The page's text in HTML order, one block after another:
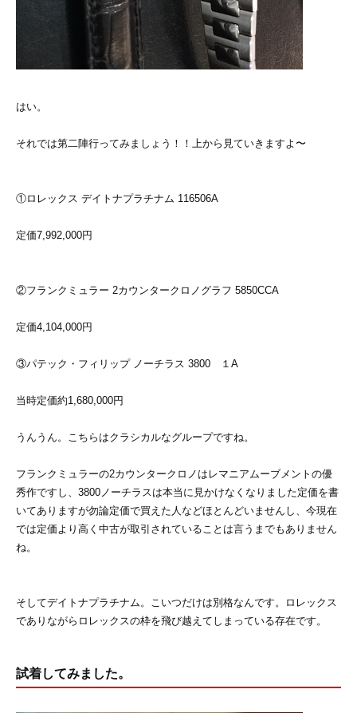
はい。
それでは第二陣行ってみましょう！！上から見ていきますよ〜
①ロレックス デイトナプラチナム 116506A
定価7,992,000円
②フランクミュラー 2カウンタークロノグラフ 5850CCA
定価4,104,000円
③パテック・フィリップ ノーチラス 3800 １A
当時定価約1,680,000円
うんうん。こちらはクラシカルなグループですね。
フランクミュラーの2カウンタークロノはレマニアムーブメントの優
秀作ですし、3800ノーチラスは本当に見かけなくなりました定価を書
いてありますが勿論定価で買えた人などほとんどいませんし、今現在
では定価より高く中古が取引されていることは言うまでもありません
ね。
そしてデイトナプラチナム。こいつだけは別格なんです。ロレックス
でありながらロレックスの枠を飛び越えてしまっている存在です。
試着してみました。